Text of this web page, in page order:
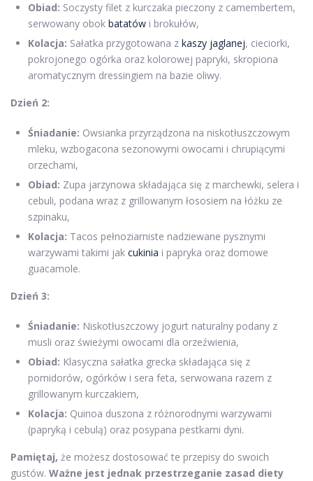
Obiad: Soczysty filet z kurczaka pieczony z camembertem,
serwowany obok batatów i brokułów,
Kolacja: Sałatka przygotowana z kaszy jaglanej, cieciorki,
pokrojonego ogórka oraz kolorowej papryki, skropiona
aromatycznym dressingiem na bazie oliwy.
Dzień 2:
Śniadanie: Owsianka przyrządzona na niskotłuszczowym
mleku, wzbogacona sezonowymi owocami i chrupiącymi
orzechami,
Obiad: Zupa jarzynowa składająca się z marchewki, selera i
cebuli, podana wraz z grillowanym łososiem na łóżku ze
szpinaku,
Kolacja: Tacos pełnoziarniste nadziewane pysznymi
warzywami takimi jak cukinia i papryka oraz domowe
guacamole.
Dzień 3:
Śniadanie: Niskotłuszczowy jogurt naturalny podany z
musli oraz świeżymi owocami dla orzeźwienia,
Obiad: Klasyczna sałatka grecka składająca się z
pomidorów, ogórków i sera feta, serwowana razem z
grillowanym kurczakiem,
Kolacja: Quinoa duszona z różnorodnymi warzywami
(papryką i cebulą) oraz posypana pestkami dyni.
Pamiętaj, że możesz dostosować te przepisy do swoich
gustów. Ważne jest jednak przestrzeganie zasad diety